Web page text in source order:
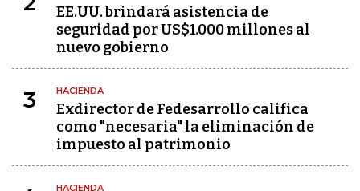
EE.UU. brindará asistencia de
seguridad por US$1.000 millones al
nuevo gobierno
3 HACIENDA
Exdirector de Fedesarrollo califica
como "necesaria" la eliminación de
impuesto al patrimonio
HACIENDA